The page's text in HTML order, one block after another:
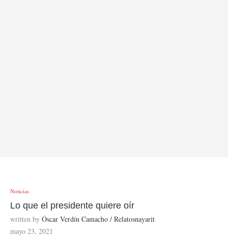
Noticias
Lo que el presidente quiere oír
written by Óscar Verdín Camacho / Relatosnayarit
mayo 23, 2021